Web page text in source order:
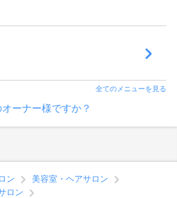
全てのメニューを見る
ーナー様ですか？
ン
美容室・ヘアサロン
ロン